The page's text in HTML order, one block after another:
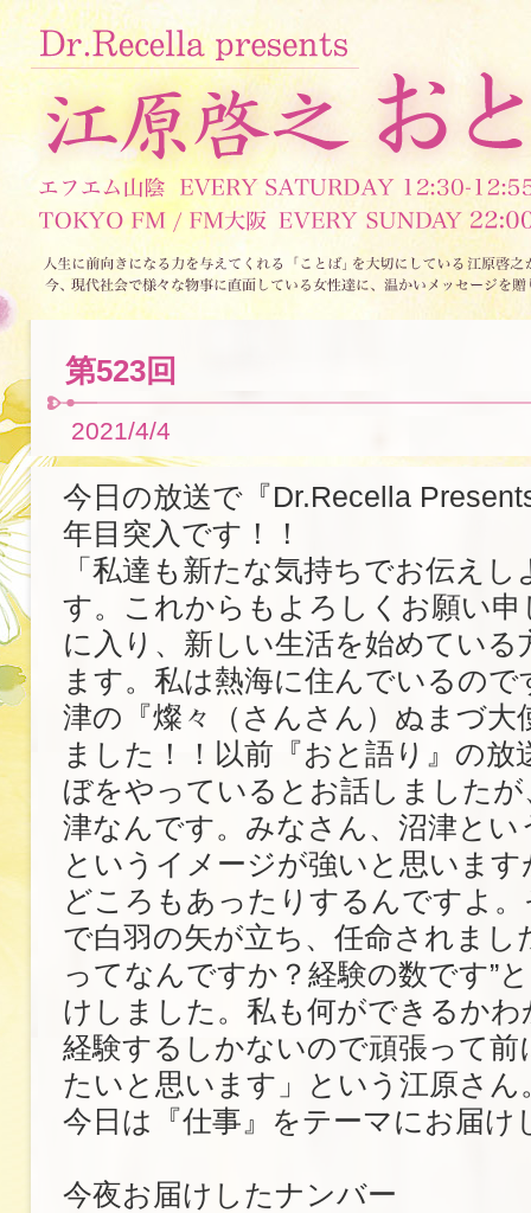
第523回
2021/4/4
今日の放送で『Dr.Recella
年目突入です！！
「私達も新たな気持ちでお伝え
す。これからもよろしくお願い申
に入り、新しい生活を始めている
ます。私は熱海に住んでいるので
津の『燦々（さんさん）ぬまづ大
ました！！以前『おと語り』の放
ぼをやっているとお話しました
津なんです。みなさん、沼津とい
というイメージが強いと思いま
どころもあったりするんですよ
で白羽の矢が立ち、任命されまし
ってなんですか？経験の数です”
けしました。私も何ができるか
経験するしかないので頑張って前
たいと思います」という江原さん
今日は『仕事』をテーマにお届け
今夜お届けしたナンバー